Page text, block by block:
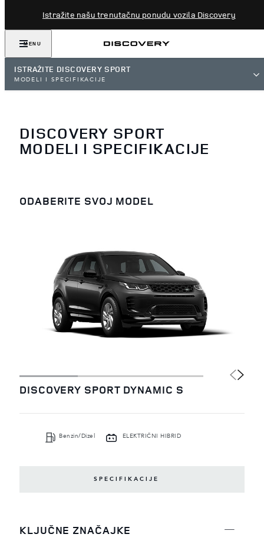
Istražite našu trenutačnu ponudu vozila Discovery
MENU
ISTRAŽITE DISCOVERY SPORT
MODELI I SPECIFIKACIJE
DISCOVERY SPORT
MODELI I SPECIFIKACIJE
ODABERITE SVOJ MODEL
DISCOVERY SPORT DYNAMIC S
Benzin/Dizel ELEKTRIČNI HIBRID
SPECIFIKACIJE
KLJUČNE ZNAČAJKE